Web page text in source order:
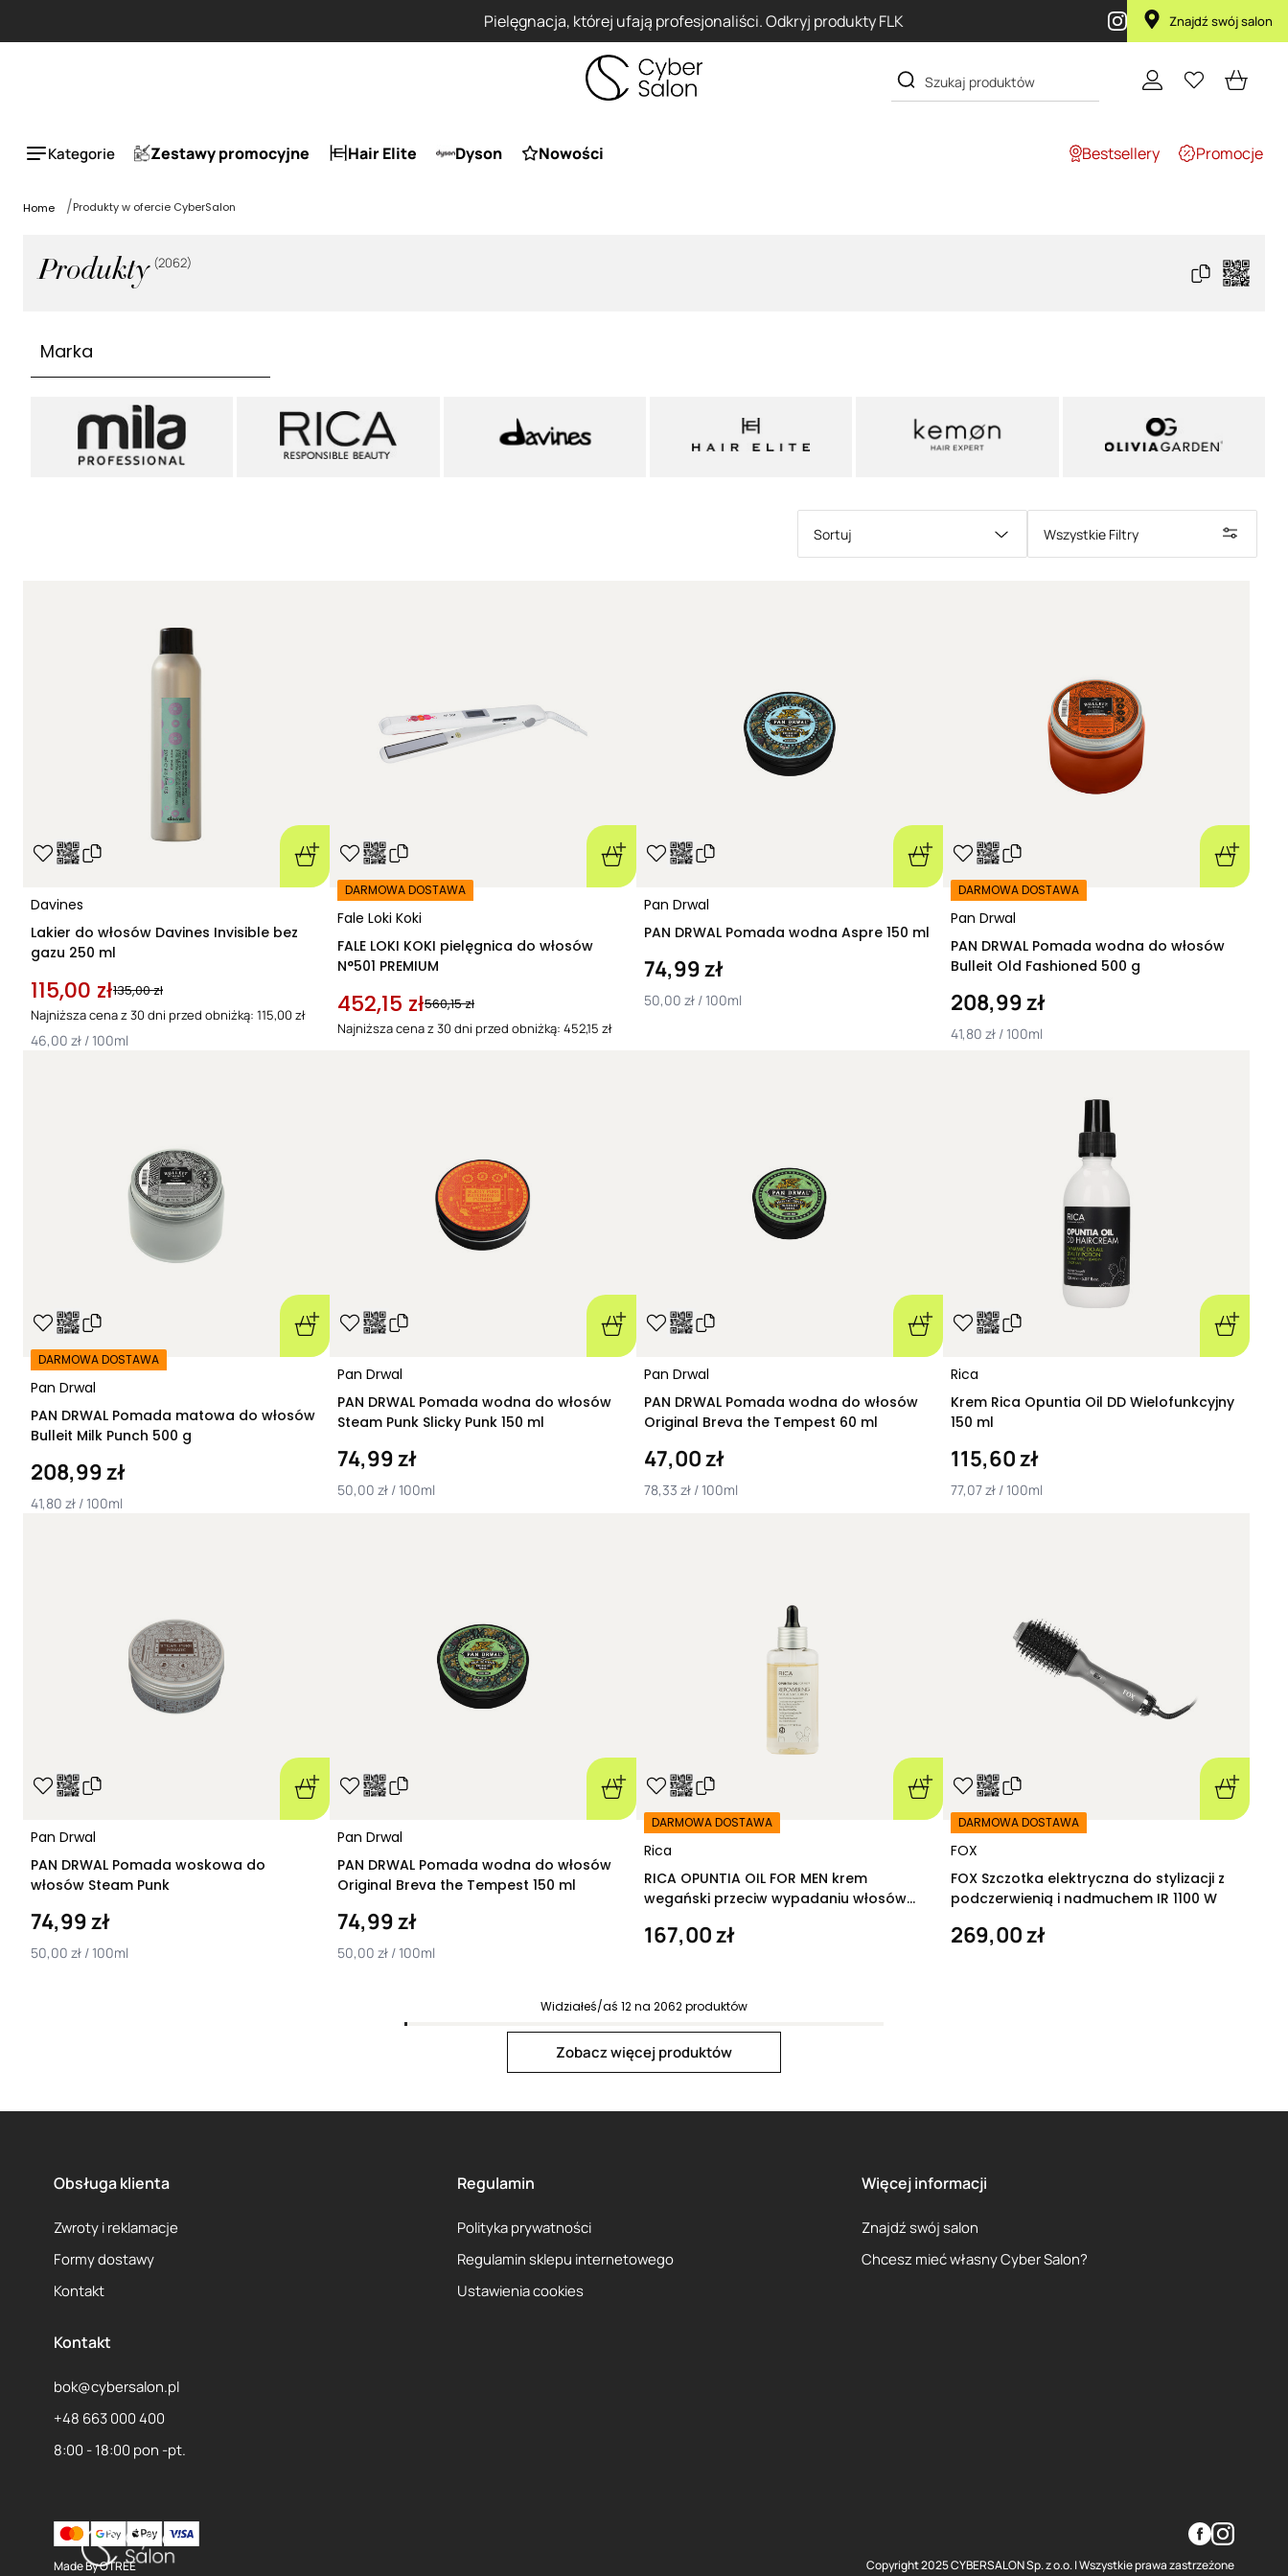
Pielęgnacja, której ufają profesjonaliści. Odkryj produkty FLK Znajdź swój salon
Kategorie Zestawy promocyjne Hair Elite Dyson Nowości Bestsellery Promocje
Home Produkty w ofercie CyberSalon
Produkty (2062)
Marka
Sortuj Wszystkie Filtry
Davines
Lakier do włosów Davines Invisible bez
gazu 250 ml
115,00 zł135,00 zł
Najniższa cena z 30 dni przed obniżką: 115,00 zł
46,00 zł / 100ml
Fale Loki Koki
DARMOWA DOSTAWA
FALE LOKI KOKI pielęgnica do włosów
N°501 PREMIUM
452,15 zł560,15 zł
Najniższa cena z 30 dni przed obniżką: 452,15 zł
Pan Drwal
PAN DRWAL Pomada wodna Aspre 150 ml
74,99 zł
50,00 zł / 100ml
Pan Drwal
DARMOWA DOSTAWA
PAN DRWAL Pomada wodna do włosów
Bulleit Old Fashioned 500 g
208,99 zł
41,80 zł / 100ml
Pan Drwal
DARMOWA DOSTAWA
PAN DRWAL Pomada matowa do włosów
Bulleit Milk Punch 500 g
208,99 zł
41,80 zł / 100ml
Pan Drwal
PAN DRWAL Pomada wodna do włosów
Steam Punk Slicky Punk 150 ml
74,99 zł
50,00 zł / 100ml
Pan Drwal
PAN DRWAL Pomada wodna do włosów
Original Breva the Tempest 60 ml
47,00 zł
78,33 zł / 100ml
Rica
Krem Rica Opuntia Oil DD Wielofunkcyjny
150 ml
115,60 zł
77,07 zł / 100ml
Pan Drwal
PAN DRWAL Pomada woskowa do
włosów Steam Punk
74,99 zł
50,00 zł / 100ml
Pan Drwal
PAN DRWAL Pomada wodna do włosów
Original Breva the Tempest 150 ml
74,99 zł
50,00 zł / 100ml
Rica
DARMOWA DOSTAWA
RICA OPUNTIA OIL FOR MEN krem
wegański przeciw wypadaniu włosów
167,00 zł
FOX
DARMOWA DOSTAWA
FOX Szczotka elektryczna do stylizacji z
podczerwienią i nadmuchem IR 1100 W
269,00 zł
Widziałeś/aś 12na 2062produktów
Zobacz więcej produktów
Next page
Obsługa klienta
Zwroty i reklamacje
Formy dostawy
Kontakt
Regulamin
Polityka prywatności
Regulamin sklepu internetowego
Ustawienia cookies
Więcej informacji
Znajdź swój salon
Chcesz mieć własny Cyber Salon?
Kontakt
bok@cybersalon.pl
+48 663 000 400
8:00 - 18:00 pon -pt.
Made ByOTREE Copyright 2025 CYBERSALON Sp. z o.o. | Wszystkie prawa zastrzeżone